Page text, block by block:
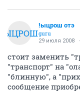
!ЫЦРОШ
!ыцрош отэ
guru
29 июля 2008
стоит заменить
"транспорт" на
"блинную", а
сообщение